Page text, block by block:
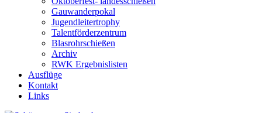
Gauwanderpokal
Jugendleitertrophy
Talentförderzentrum
Blasrohrschießen
Archiv
RWK Ergebnislisten
Ausflüge
Kontakt
Links